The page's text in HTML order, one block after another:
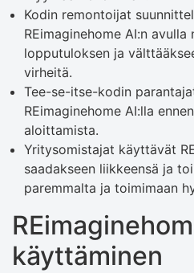
Kodin remontoijat
REimaginehome AI:n avulla
lopputuloksen ja
virheitä.
Tee-se-itse-kodin
REimaginehome AI:lla
aloittamista.
Yritysomistajat käyttävät
saadakseen liikkeensä ja
paremmalta ja toimimaan
käyttäminen